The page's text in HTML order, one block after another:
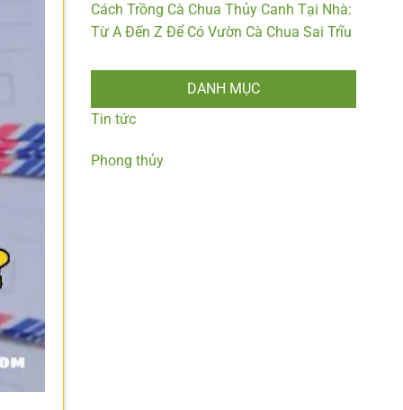
Cách Trồng Cà Chua Thủy Canh Tại Nhà:
Từ A Đến Z Để Có Vườn Cà Chua Sai Trĩu
DANH MỤC
Tin tức
Phong thủy